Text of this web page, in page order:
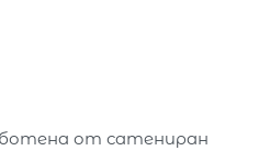
от сатениран